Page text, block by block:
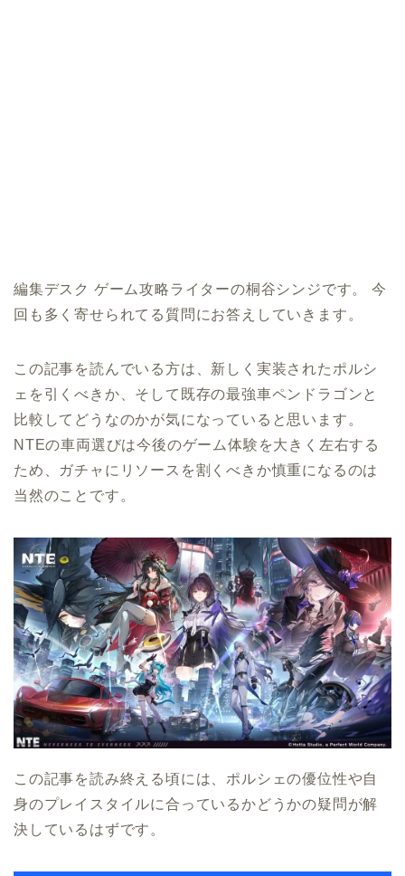
編集デスク ゲーム攻略ライターの桐谷シンジです。 今
回も多く寄せられてる質問にお答えしていきます。
この記事を読んでいる方は、新しく実装されたポルシ
ェを引くべきか、そして既存の最強車ペンドラゴンと
比較してどうなのかが気になっていると思います。
NTEの車両選びは今後のゲーム体験を大きく左右する
ため、ガチャにリソースを割くべきか慎重になるのは
当然のことです。
この記事を読み終える頃には、ポルシェの優位性や自
身のプレイスタイルに合っているかどうかの疑問が解
決しているはずです。